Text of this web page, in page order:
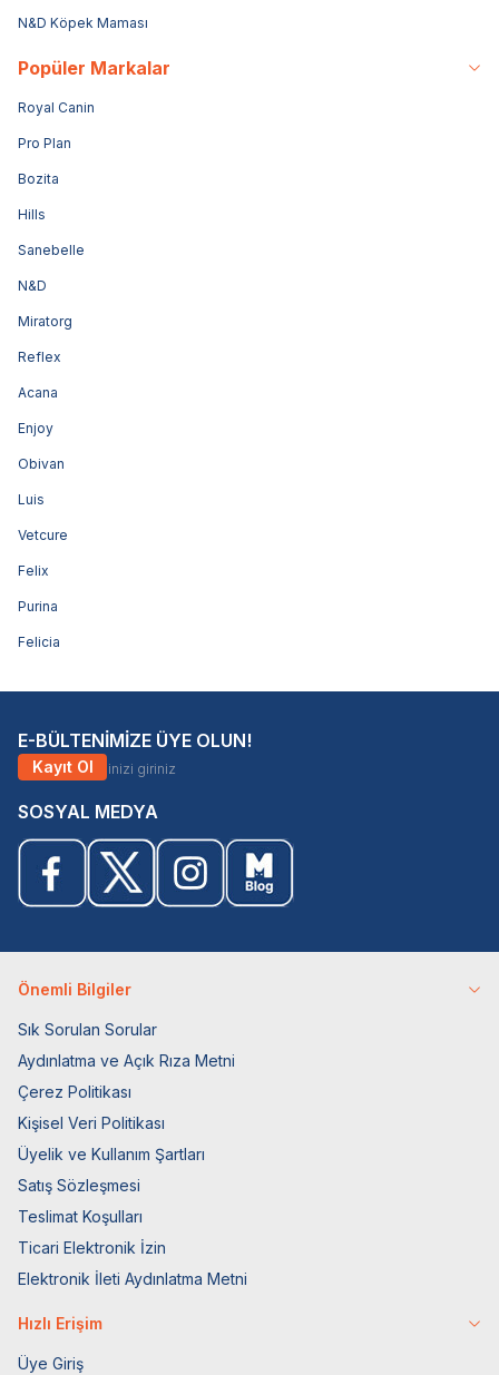
N&D Köpek Maması
Popüler Markalar
Royal Canin
Pro Plan
Bozita
Hills
Sanebelle
N&D
Miratorg
Reflex
Acana
Enjoy
Obivan
Luis
Vetcure
Felix
Purina
Felicia
E-BÜLTENİMİZE ÜYE OLUN!
Kayıt Ol
SOSYAL MEDYA
Önemli Bilgiler
Sık Sorulan Sorular
Aydınlatma ve Açık Rıza Metni
Çerez Politikası
Kişisel Veri Politikası
Üyelik ve Kullanım Şartları
Satış Sözleşmesi
Teslimat Koşulları
Ticari Elektronik İzin
Elektronik İleti Aydınlatma Metni
Hızlı Erişim
Üye Giriş